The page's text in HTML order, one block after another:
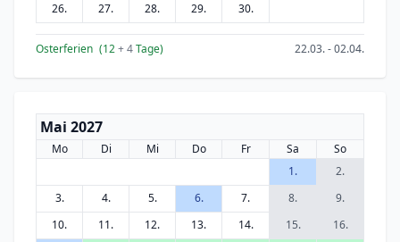
26.
27. 28. 29. 30.
Osterferien (12+ 4Tage) 22.03. - 02.04.
Mai 2027
Mo Di Mi Do Fr Sa
So
1.
2.
3.
4. 5. 6. 7. 8.
9.
10.
11. 12. 13. 14. 15.
16.